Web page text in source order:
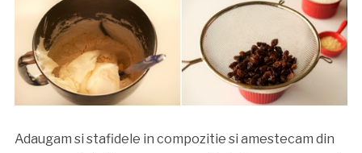
Adaugam si stafidele in compozitie si amestecam din